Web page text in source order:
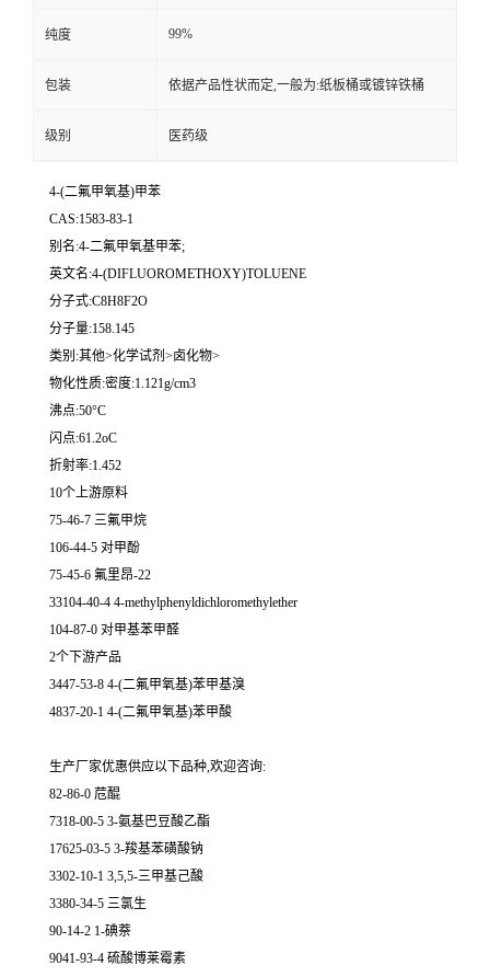
纯度 99%
包装 依据产品性状而定,一般为:纸板桶或镀锌铁桶
级别 医药级
4-(二氟甲氧基)甲苯
CAS:1583-83-1
别名:4-二氟甲氧基甲苯;
英文名:4-(DIFLUOROMETHOXY)TOLUENE
分子式:C8H8F2O
分子量:158.145
类别:其他>化学试剂>卤化物>
物化性质:密度:1.121g/cm3
沸点:50°C
闪点:61.2oC
折射率:1.452
10个上游原料
75-46-7 三氟甲烷
106-44-5 对甲酚
75-45-6 氟里昂-22
33104-40-4 4-methylphenyldichloromethylether
104-87-0 对甲基苯甲醛
2个下游产品
3447-53-8 4-(二氟甲氧基)苯甲基溴
4837-20-1 4-(二氟甲氧基)苯甲酸
生产厂家优惠供应以下品种,欢迎咨询:
82-86-0 苊醌
7318-00-5 3-氨基巴豆酸乙酯
17625-03-5 3-羧基苯磺酸钠
3302-10-1 3,5,5-三甲基己酸
3380-34-5 三氯生
90-14-2 1-碘萘
9041-93-4 硫酸博莱霉素